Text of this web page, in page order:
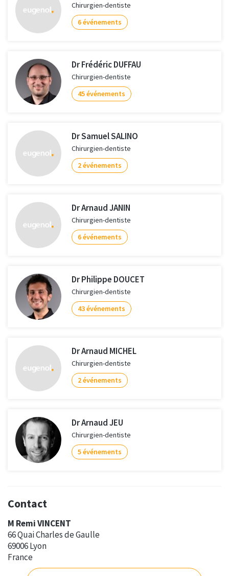
Chirurgien-dentiste
6 événements
Dr Frédéric DUFFAU
Chirurgien-dentiste
45 événements
Dr Samuel SALINO
Chirurgien-dentiste
2 événements
Dr Arnaud JANIN
Chirurgien-dentiste
6 événements
Dr Philippe DOUCET
Chirurgien-dentiste
43 événements
Dr Arnaud MICHEL
Chirurgien-dentiste
2 événements
Dr Arnaud JEU
Chirurgien-dentiste
5 événements
Contact
M Remi VINCENT
66 Quai Charles de Gaulle
69006 Lyon
France